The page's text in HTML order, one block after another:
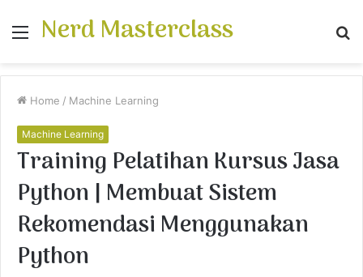
Menu
Nerd Masterclass
Home / Machine Learning
Machine Learning
Training Pelatihan Kursus Jasa
Python | Membuat Sistem
Rekomendasi Menggunakan
Python